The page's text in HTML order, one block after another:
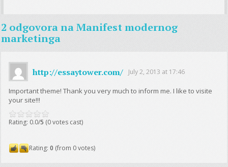
2 odgovora naManifest modernog
marketinga
http://essaytower.com/ July 2, 2013 at 17:46
Important theme! Thank you very much to inform me. I like to visite
your site!!!
Rating: 0.0/5 (0 votes cast)
Rating:0 (from 0 votes)